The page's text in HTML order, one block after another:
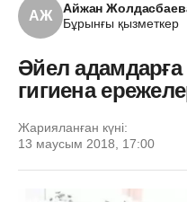
АЖ
Айжан
Бұрынғы қызметкер
Әйел адамдарға
гигиена
Жарияланған күні:
13 маусым 2018, 17:00